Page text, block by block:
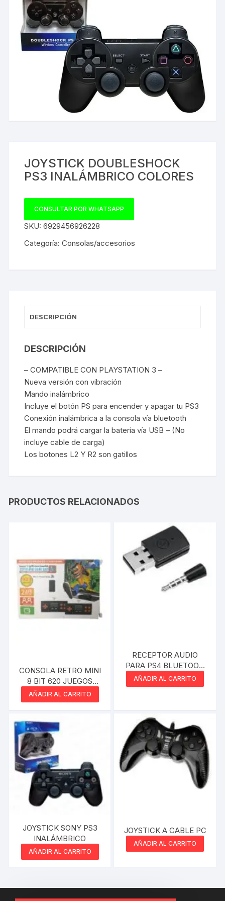
JOYSTICK DOUBLESHOCK
PS3 INALÁMBRICO COLORES
CONSULTAR POR WHATSAPP
SKU:6929456926228
Categoría:Consolas/accesorios
DESCRIPCIÓN
DESCRIPCIÓN
– COMPATIBLE CON PLAYSTATION 3 –
Nueva versión con vibración
Mando inalámbrico
Incluye el botón PS para encender y apagar tu PS3
Conexión inalámbrica a la consola vía bluetooth
El mando podrá cargar la batería vía USB – (No
incluye cable de carga)
Los botones L2 Y R2 son gatillos
PRODUCTOS RELACIONADOS
CONSOLA RETRO MINI
8 BIT 620 JUEGOS
JOYSTICK
INALAMBRICOS A PILA
AÑADIR AL CARRITO
RECEPTOR AUDIO
PARA PS4 BLUETOOH
(CONECTAS LOS
AURICULARES
AÑADIR AL CARRITO
JOYSTICK SONY PS3
INALÁMBRICO
AÑADIR AL CARRITO
JOYSTICK A CABLE PC
AÑADIR AL CARRITO